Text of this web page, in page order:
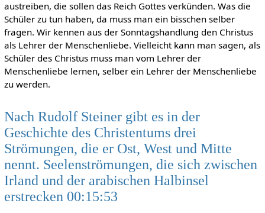
austreiben, die sollen das Reich Gottes verkünden. Was die
Schüler zu tun haben, da muss man ein bisschen selber
fragen. Wir kennen aus der Sonntagshandlung den Christus
als Lehrer der Menschenliebe. Vielleicht kann man sagen, als
Schüler des Christus muss man vom Lehrer der
Menschenliebe lernen, selber ein Lehrer der Menschenliebe
zu werden.
Nach Rudolf Steiner gibt es in der
Geschichte des Christentums drei
Strömungen, die er Ost, West und Mitte
nennt. Seelenströmungen, die sich zwischen
Irland und der arabischen Halbinsel
erstrecken 00:15:53